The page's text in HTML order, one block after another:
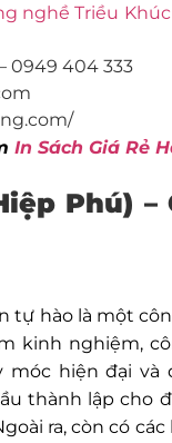
nghề Triều
0949 404 333
In Sách Giá Rẻ
Phú)
tự hào là một
kinh nghiệm,
hiện đại và
thành lập cho
ra, còn có